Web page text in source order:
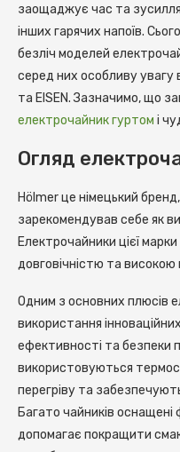
заощаджує час та
інших гарячих напоїв.
безліч моделей
серед них особливу
та EISEN. Зазначимо, що
електрочайник гуртом і
Огляд
Hölmer це німецький
зарекомендував себе як
Електрочайники цієї
довговічністю та
Одним з основних плюсів
використання
ефективності та безпеки
використовуються
перегріву та
Багато чайників
допомагає покращити